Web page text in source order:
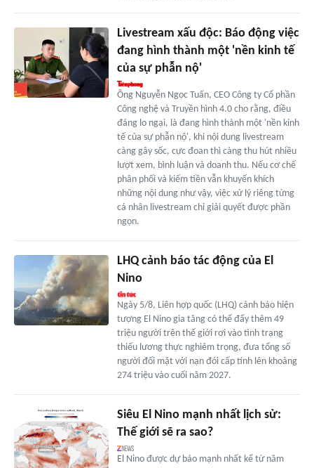
Livestream xấu độc: Báo động việc
đang hình thành một 'nền kinh tế
của sự phẫn nộ'
Ông Nguyễn Ngọc Tuấn, CEO Công ty Cổ phần
Công nghệ và Truyền hình 4.0 cho rằng, điều
đáng lo ngại, là đang hình thành một 'nền kinh
tế của sự phẫn nộ', khi nội dung livestream
càng gây sốc, cực đoan thì càng thu hút nhiều
lượt xem, bình luận và doanh thu. Nếu cơ chế
phân phối và kiếm tiền vẫn khuyến khích
những nội dung như vậy, việc xử lý riêng từng
cá nhân livestream chỉ giải quyết được phần
ngọn.
LHQ cảnh báo tác động của El
Nino
Ngày 5/8, Liên hợp quốc (LHQ) cảnh báo hiện
tượng El Nino gia tăng có thể đẩy thêm 49
triệu người trên thế giới rơi vào tình trạng
thiếu lương thực nghiêm trọng, đưa tổng số
người đối mặt với nạn đói cấp tính lên khoảng
274 triệu vào cuối năm 2027.
Siêu El Nino mạnh nhất lịch sử:
Thế giới sẽ ra sao?
El Nino được dự báo mạnh nhất kể từ năm